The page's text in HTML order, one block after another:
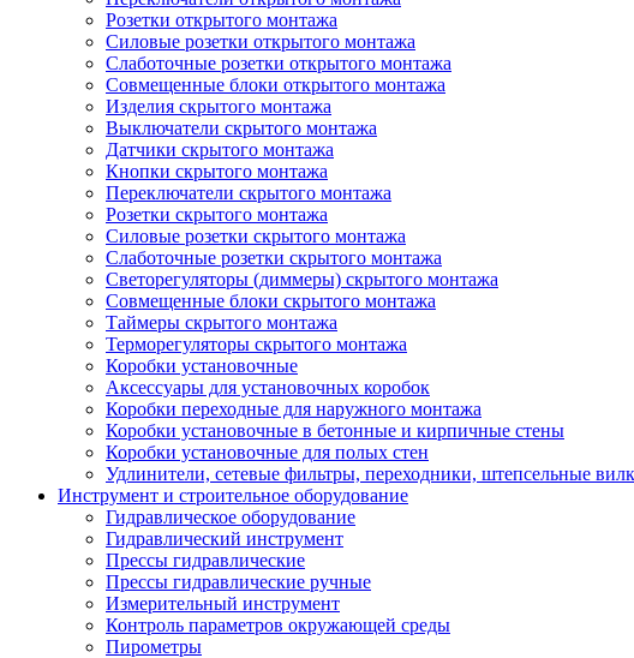
Розетки открытого монтажа
Силовые розетки открытого монтажа
Слаботочные розетки открытого монтажа
Совмещенные блоки открытого монтажа
Изделия скрытого монтажа
Выключатели скрытого монтажа
Датчики скрытого монтажа
Кнопки скрытого монтажа
Переключатели скрытого монтажа
Розетки скрытого монтажа
Силовые розетки скрытого монтажа
Слаботочные розетки скрытого монтажа
Светорегуляторы (диммеры) скрытого монтажа
Совмещенные блоки скрытого монтажа
Таймеры скрытого монтажа
Терморегуляторы скрытого монтажа
Коробки установочные
Аксессуары для установочных коробок
Коробки переходные для наружного монтажа
Коробки установочные в бетонные и кирпичные стены
Коробки установочные для полых стен
Удлинители, сетевые фильтры, переходники, штепсельные
Инструмент и строительное оборудование
Гидравлическое оборудование
Гидравлический инструмент
Прессы гидравлические
Прессы гидравлические ручные
Измерительный инструмент
Контроль параметров окружающей среды
Пирометры